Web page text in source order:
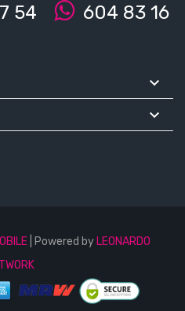
54
604 83 16


| Powered by LEONARDO